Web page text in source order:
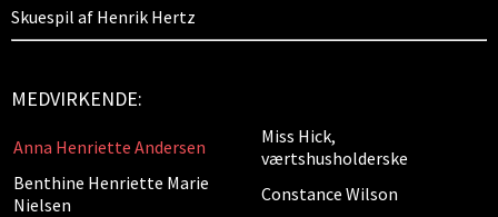
Skuespil af Henrik Hertz
MEDVIRKENDE:
Anna Henriette Andersen
Miss Hick,
værtshusholderske
Benthine Henriette Marie
Nielsen
Constance Wilson